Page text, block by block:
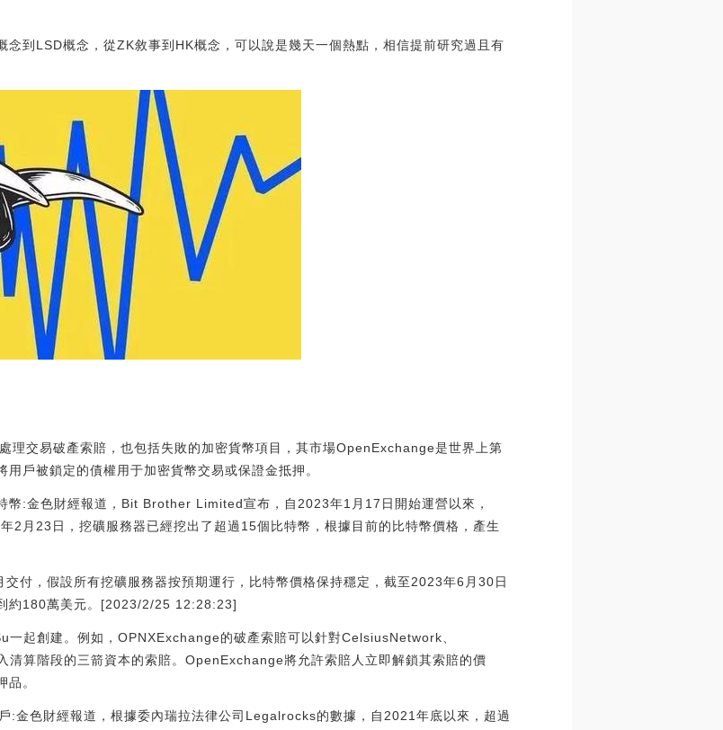
到LSD概念，從ZK敘事到HK概念，可以說是幾天一個熱點，相信提前研究過且有
理交易破產索賠，也包括失敗的加密貨幣項目，其市場OpenExchange是世界上第
戶被鎖定的債權用于加密貨幣交易或保證金抵押。
:金色財經報道，Bit Brother Limited宣布，自2023年1月17日開始運營以來，
2月23日，挖礦服務器已經挖出了超過15個比特幣，根據目前的比特幣價格，產生
付，假設所有挖礦服務器按預期運行，比特幣價格保持穩定，截至2023年6月30日
約180萬美元。[2023/2/25 12:28:23]
起創建。例如，OPNXExchange的破產索賠可以針對CelsiusNetwork、
算階段的三箭資本的索賠。OpenExchange將允許索賠人立即解鎖其索賠的價
。
:金色財經報道，根據委內瑞拉法律公司Legalrocks的數據，自2021年底以來，超過